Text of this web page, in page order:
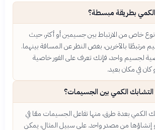
بطريقة مبسطة؟
خاص من الارتباط بين جسيمين أو أكثر، حيث
بالآخرين، بغض النظر عن المسافة بينهما.
لجسيم واحد، فإنك تعرف على الفور خاصية
في مكان بعيد.
الكمي بين الجسيمات؟
الكمي بعدة طرق، منها تفاعل الجسيمات معًا في
من مصدر واحد. على سبيل المثال، يمكن